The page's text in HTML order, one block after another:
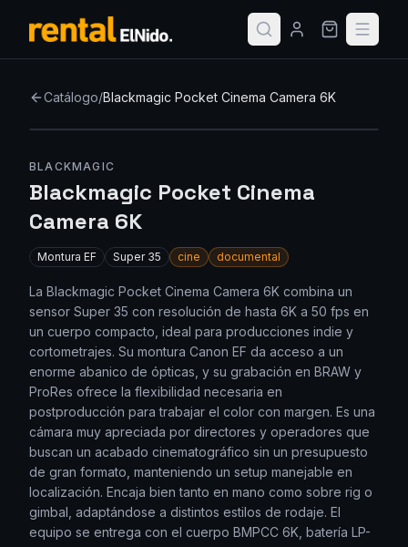
Catálogo/Blackmagic Pocket Cinema Camera 6K
BLACKMAGIC
Blackmagic Pocket Cinema
Camera 6K
Montura EF Super 35 cine documental
La Blackmagic Pocket Cinema Camera 6K combina un
sensor Super 35 con resolución de hasta 6K a 50 fps en
un cuerpo compacto, ideal para producciones indie y
cortometrajes. Su montura Canon EF da acceso a un
enorme abanico de ópticas, y su grabación en BRAW y
ProRes ofrece la flexibilidad necesaria en
postproducción para trabajar el color con margen. Es una
cámara muy apreciada por directores y operadores que
buscan un acabado cinematográfico sin un presupuesto
de gran formato, manteniendo un setup manejable en
localización. Encaja bien tanto en mano como sobre rig o
gimbal, adaptándose a distintos estilos de rodaje. El
equipo se entrega con el cuerpo BMPCC 6K, batería LP-